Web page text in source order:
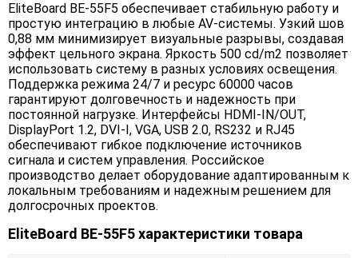
EliteBoard BE-55F5 обеспечивает стабильную работу и
простую интеграцию в любые AV-системы. Узкий шов
0,88 мм минимизирует визуальные разрывы, создавая
эффект цельного экрана. Яркость 500 cd/m2 позволяет
использовать систему в разных условиях освещения.
Поддержка режима 24/7 и ресурс 60000 часов
гарантируют долговечность и надежность при
постоянной нагрузке. Интерфейсы HDMI-IN/OUT,
DisplayPort 1.2, DVI-I, VGA, USB 2.0, RS232 и RJ45
обеспечивают гибкое подключение источников
сигнала и систем управления. Российское
производство делает оборудование адаптированным к
локальным требованиям и надежным решением для
долгосрочных проектов.
EliteBoard BE-55F5 характеристики товара